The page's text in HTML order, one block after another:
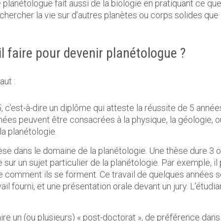
fait aussi de la biologie en pratiquant ce que
la vie sur d’autres planètes ou corps solides que
faire pour devenir planétologue ?
:
c’est-à-dire un diplôme qui atteste la réussite de 5
peuvent être consacrées à la physique, la géologie,
planétologie.
dans le domaine de la planétologie. Une thèse dure 3
un sujet particulier de la planétologie. Par exemple,
ils se forment. Ce travail de quelques années
fourni, et une présentation orale devant un jury.
un (ou plusieurs) « post-doctorat », de préférence